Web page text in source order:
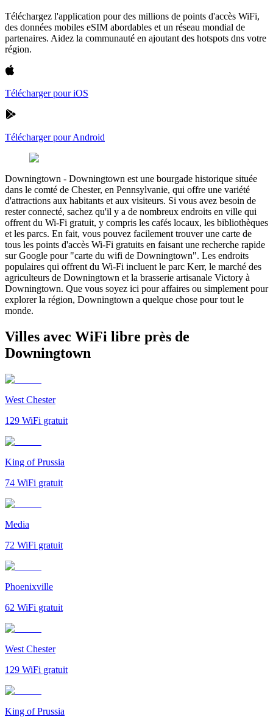
Téléchargez l'application pour des millions de points d'accès WiFi,
des données mobiles eSIM abordables et un réseau mondial de
partenaires. Aidez la communauté en ajoutant des hotspots dns votre
région.
Télécharger pour iOS
Télécharger pour Android
Downingtown - Downingtown est une bourgade historique située
dans le comté de Chester, en Pennsylvanie, qui offre une variété
d'attractions aux habitants et aux visiteurs. Si vous avez besoin de
rester connecté, sachez qu'il y a de nombreux endroits en ville qui
offrent du Wi-Fi gratuit, y compris les cafés locaux, les bibliothèques
et les parcs. En fait, vous pouvez facilement trouver une carte de
tous les points d'accès Wi-Fi gratuits en faisant une recherche rapide
sur Google pour "carte du wifi de Downingtown". Les endroits
populaires qui offrent du Wi-Fi incluent le parc Kerr, le marché des
agriculteurs de Downingtown et la brasserie artisanale Victory à
Downingtown. Que vous soyez ici pour affaires ou simplement pour
explorer la région, Downingtown a quelque chose pour tout le
monde.
Villes avec WiFi libre près de
Downingtown
West Chester
129 WiFi gratuit
King of Prussia
74 WiFi gratuit
Media
72 WiFi gratuit
Phoenixville
62 WiFi gratuit
West Chester
129 WiFi gratuit
King of Prussia